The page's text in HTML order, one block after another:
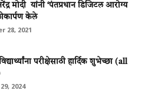
मोदी यांनी ‘पंतप्रधान डिजिटल आरोग्य
केले
28, 2021
परीक्षेसाठी हार्दिक शुभेच्छा (all
2024